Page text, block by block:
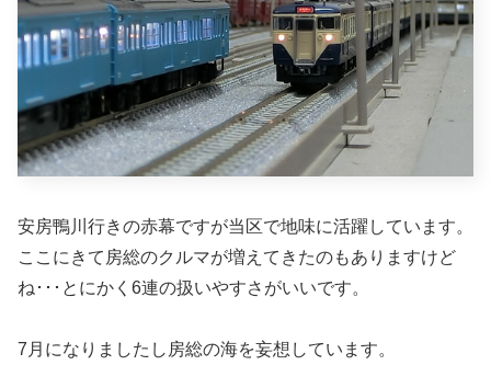
安房鴨川行きの赤幕ですが当区で地味に活躍しています。
ここにきて房総のクルマが増えてきたのもありますけど
ね･･･とにかく6連の扱いやすさがいいです。
7月になりましたし房総の海を妄想しています。